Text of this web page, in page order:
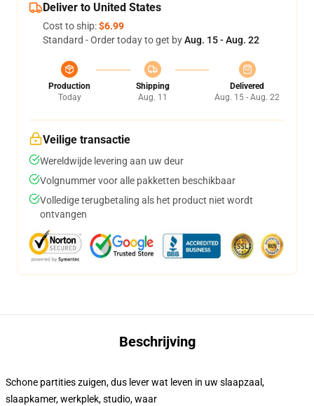
Deliver to United States
Cost to ship:$6.99
Standard - Order today to get byAug. 15 - Aug. 22
Production
Today
Shipping
Aug. 11
Delivered
Aug. 15 - Aug. 22
Veilige transactie
Wereldwijde levering aan uw deur
Volgnummer voor alle pakketten beschikbaar
Volledige terugbetaling als het product niet wordt
ontvangen
Beschrijving
Schone partities zuigen, dus lever wat leven in uw slaapzaal,
slaapkamer, werkplek, studio, waar